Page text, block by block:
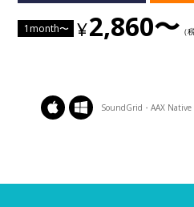
1month〜 2,860〜
SoundGrid・AAX